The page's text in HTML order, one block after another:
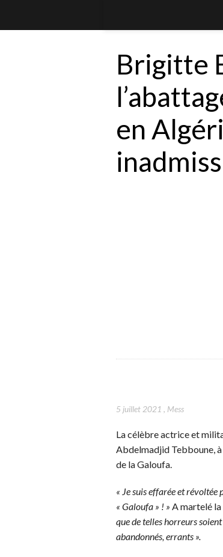
Brigitte
en
5 juillet 2021 , Mess
La célèbre actrice et
Abdelmadjid Tebboune, à
de la Galoufa.
« Je suis effarée et
« Galoufa » ! »A martelé
que de telles horreurs
abandonnés, errants ».